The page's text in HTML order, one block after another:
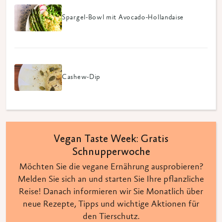
Spargel-Bowl mit Avocado-Hollandaise
Cashew-Dip
Vegan Taste Week: Gratis
Schnupperwoche
Möchten Sie die vegane Ernährung ausprobieren?
Melden Sie sich an und starten Sie Ihre pflanzliche
Reise! Danach informieren wir Sie Monatlich über
neue Rezepte, Tipps und wichtige Aktionen für
den Tierschutz.